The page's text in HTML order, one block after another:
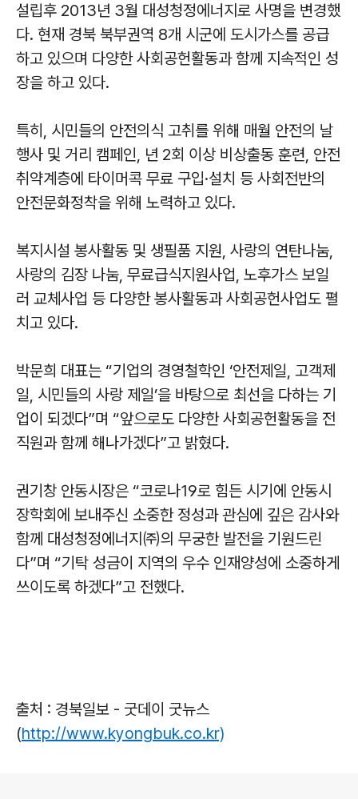
설립후 2013년 3월 대성청정에너지로 사명을 변경했
다. 현재 경북 북부권역 8개 시군에 도시가스를 공급
하고 있으며 다양한 사회공헌활동과 함께 지속적인 성
장을 하고 있다.
특히, 시민들의 안전의식 고취를 위해 매월 안전의 날
행사 및 거리 캠페인, 년 2회 이상 비상출동 훈련, 안전
취약계층에 타이머콕 무료 구입·설치 등 사회전반의
안전문화정착을 위해 노력하고 있다.
복지시설 봉사활동 및 생필품 지원, 사랑의 연탄나눔,
사랑의 김장 나눔, 무료급식지원사업, 노후가스 보일
러 교체사업 등 다양한 봉사활동과 사회공헌사업도 펼
치고 있다.
박문희 대표는 “기업의 경영철학인 ‘안전제일, 고객제
일, 시민들의 사랑 제일’을 바탕으로 최선을 다하는 기
업이 되겠다”며 “앞으로도 다양한 사회공헌활동을 전
직원과 함께 해나가겠다”고 밝혔다.
권기창 안동시장은 “코로나19로 힘든 시기에 안동시
장학회에 보내주신 소중한 정성과 관심에 깊은 감사와
함께 대성청정에너지㈜의 무궁한 발전을 기원드린
다”며 “기탁 성금이 지역의 우수 인재양성에 소중하게
쓰이도록 하겠다”고 전했다.
출처 : 경북일보 - 굿데이 굿뉴스
(http://www.kyongbuk.co.kr)